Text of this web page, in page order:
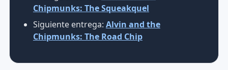
Chipmunks: The Squeakquel
Siguiente entrega: Alvin and the
Chipmunks: The Road Chip